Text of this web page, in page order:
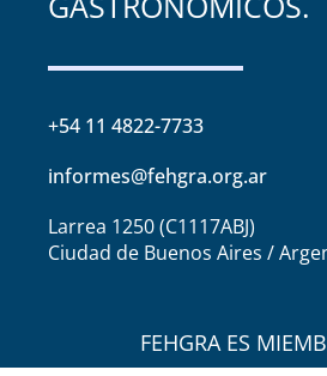
+54 11 4822-7733
informes@fehgra.org.ar
Larrea 1250 (C1117ABJ)
Ciudad de Buenos Aires /
FEHGRA ES